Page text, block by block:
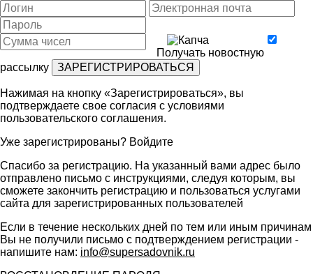
Получать новостную
рассылку
Нажимая на кнопку «Зарегистрироваться», вы
подтверждаете свое согласия с условиями
пользовательского соглашения.
Уже зарегистрированы? Войдите
Спасибо за регистрацию. На указанный вами адрес было
отправлено письмо с инструкциями, следуя которым, вы
сможете закончить регистрацию и пользоваться услугами
сайта для зарегистрированных пользователей
Если в течение нескольких дней по тем или иным причинам
Вы не получили письмо с подтверждением регистрации -
напишите нам: info@supersadovnik.ru